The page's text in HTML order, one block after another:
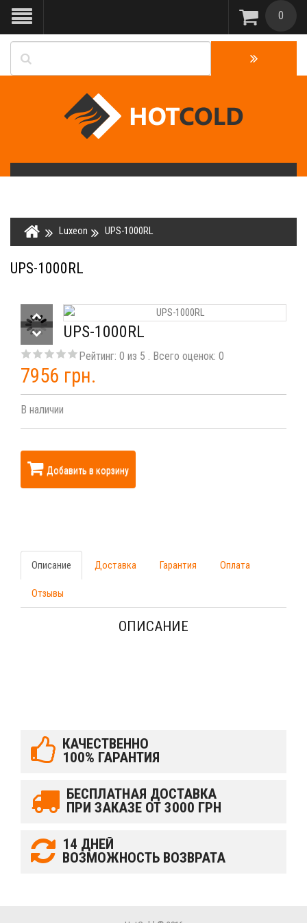
0
Luxeon UPS-1000RL
UPS-1000RL
UPS-1000RL
Рейтинг: 0 из 5 . Всего оценок: 0
7956 грн.
В наличии
Добавить в корзину
Описание Доставка Гарантия Оплата
Отзывы
ОПИСАНИЕ
КАЧЕСТВЕННО
100% ГАРАНТИЯ
БЕСПЛАТНАЯ ДОСТАВКА
ПРИ ЗАКАЗЕ ОТ 3000 ГРН
14 ДНЕЙ
ВОЗМОЖНОСТЬ ВОЗВРАТА